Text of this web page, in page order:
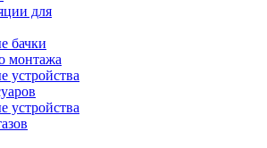
для
бачки
монтажа
устройства
устройства